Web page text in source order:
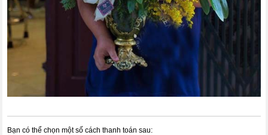
Bạn có thể chọn một số cách thanh toán sau: